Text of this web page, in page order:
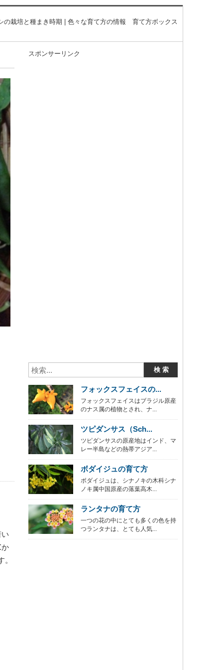
の栽培と種まき時期 | 色々な育て方の情報 育て方ボックス
か
スポンサーリンク
フォックスフェイスの...
フォックスフェイスはブラジル原産
のナス属の植物とされ、ナ...
ツピダンサス（Sch...
ツピダンサスの原産地はインド、マ
レー半島などの熱帯アジア...
ボダイジュの育て方
ボダイジュは、シナノキの木科シナ
ノキ属中国原産の落葉高木...
ランタナの育て方
一つの花の中にとても多くの色を持
つランタナは、とても人気...